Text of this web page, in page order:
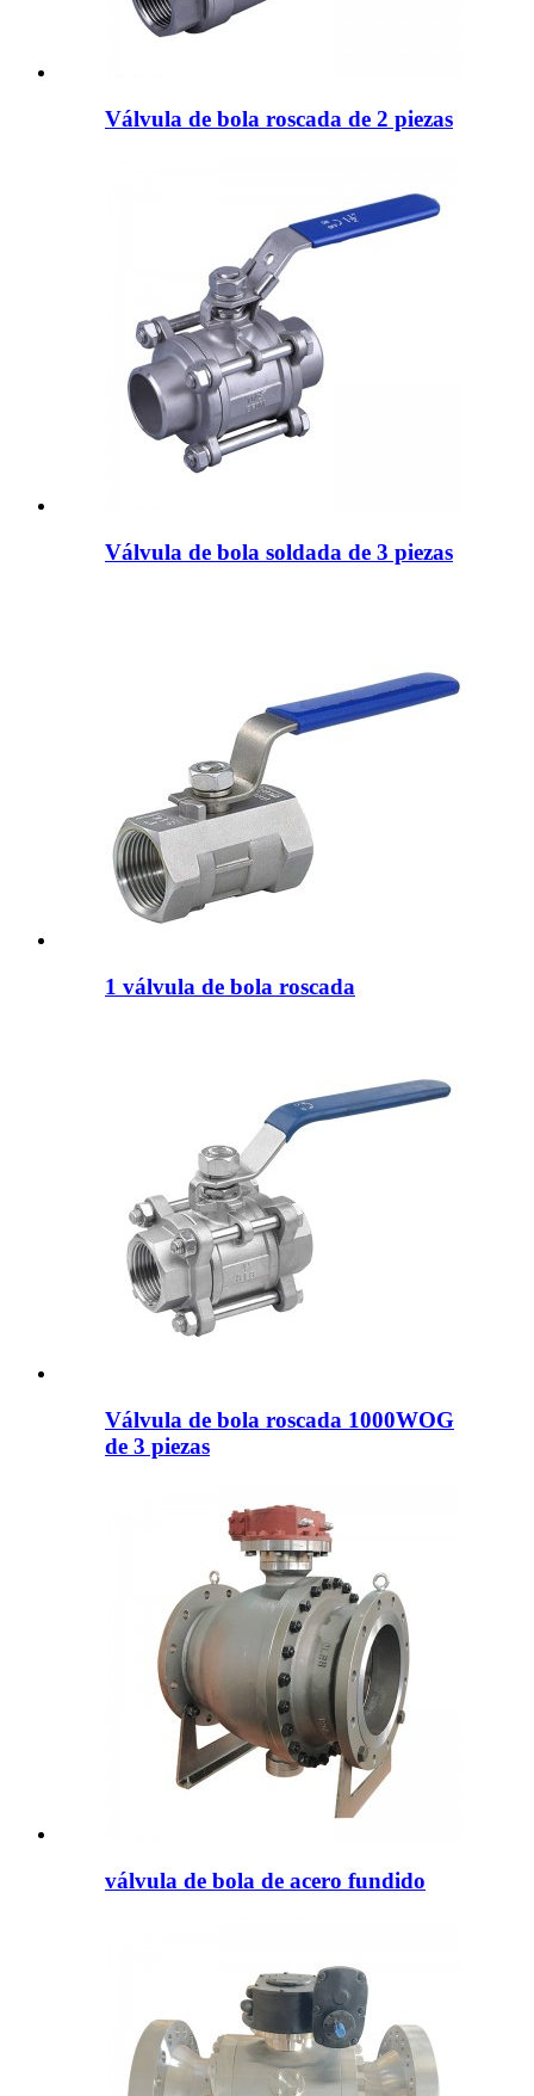
Válvula de bola roscada de 2 piezas
Válvula de bola soldada de 3 piezas
1 válvula de bola roscada
Válvula de bola roscada 1000WOG
de 3 piezas
válvula de bola de acero fundido